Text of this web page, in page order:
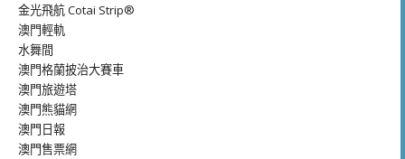
金光飛航 Cotai Strip®
澳門輕軌
水舞間
澳門格蘭披治大賽車
澳門旅遊塔
澳門熊貓網
澳門日報
澳門售票網